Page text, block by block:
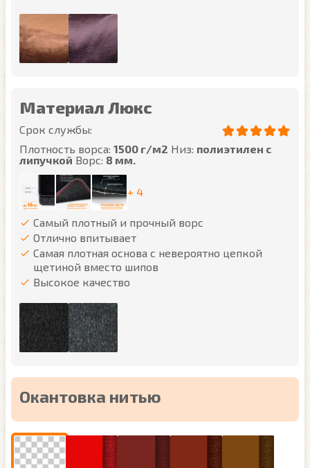
Материал Люкс
Срок службы:
Плотность ворса: 1500 г/м2 Низ: полиэтилен с
липучкой Ворс: 8 мм.
+ 4
Самый плотный и прочный ворс
Отлично впитывает
Самая плотная основа с невероятно цепкой
щетиной вместо шипов
Высокое качество
Окантовка нитью